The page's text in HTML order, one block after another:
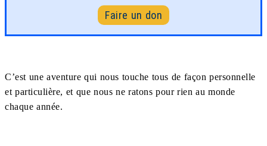
Faire un don
C’est une aventure qui nous touche tous de façon personnelle
et particulière, et que nous ne ratons pour rien au monde
chaque année.